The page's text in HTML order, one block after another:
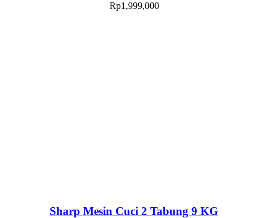
Rp1,999,000
Sharp Mesin Cuci 2 Tabung 9 KG